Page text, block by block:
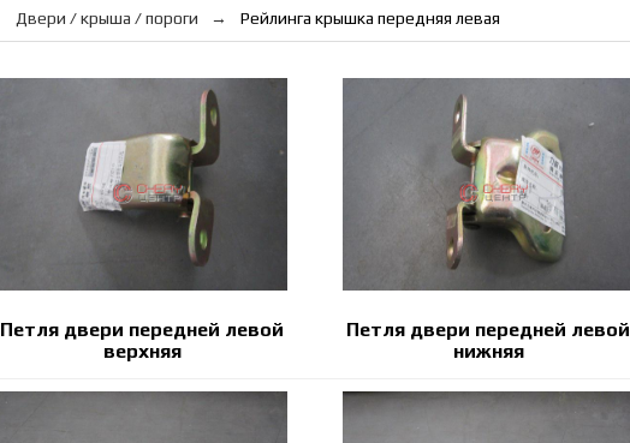
Двери / крыша / пороги Рейлинга крышка передняя левая
Петля двери передней левой
верхняя
Петля двери передней левой
нижняя